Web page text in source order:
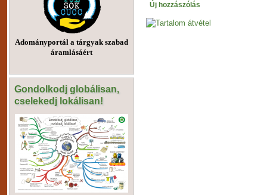
Adományportál a tárgyak szabad
áramlásáért
Gondolkodj globálisan,
cselekedj lokálisan!
Új hozzászólás